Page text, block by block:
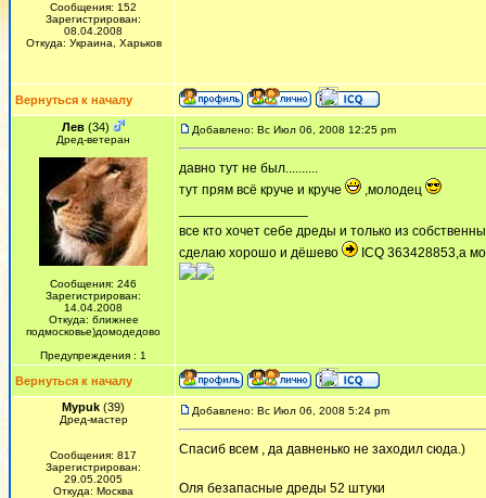
Сообщения: 152
Зарегистрирован:
08.04.2008
Откуда: Украина, Харьков
Вернуться к началу
Лев (34)
Дред-ветеран
Сообщения: 246
Зарегистрирован:
14.04.2008
Откуда: ближнее
подмосковье)домодедово
Предупреждения : 1
Добавлено: Вс Июл 06, 2008 12:25 pm
давно тут не был..........
тут прям всё круче и круче
,молодец
все кто хочет себе дреды и только из
сделаю хорошо и дёшево
ICQ 363428853,а
Вернуться к началу
Mypuk (39)
Дред-мастер
Сообщения: 817
Зарегистрирован:
29.05.2005
Откуда: Москва
Добавлено: Вс Июл 06, 2008 5:24 pm
Спасиб всем , да давненько не заходил сюда.)
Оля безапасные дреды 52 штуки